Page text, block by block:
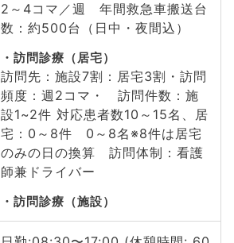
2～4コマ／週 年間救急車搬送台
数：約500台（日中・夜間込）
訪問診療（居宅）
訪問先：施設7割：居宅3割・訪問
頻度：週2コマ・ 訪問件数：施
設1~2件 対応患者数10～15名、居
宅：0～8件 0～8名※8件は居宅
のみの日の換算 訪問体制：看護
師兼ドライバー
訪問診療（施設）